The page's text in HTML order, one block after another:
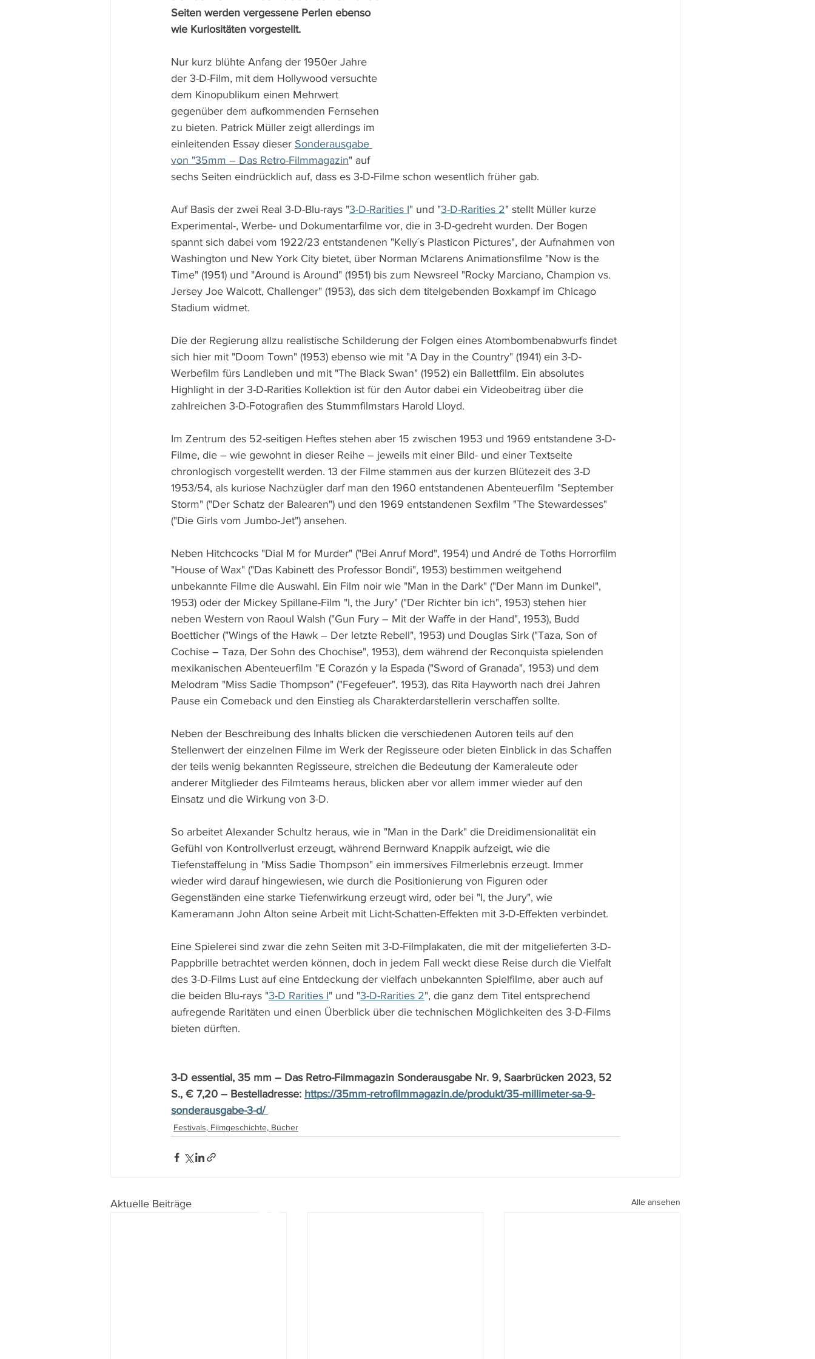
Seiten werden vergessene Perlen ebenso
wie Kuriositäten vorgestellt.
Nur kurz blühte Anfang der 1950er Jahre
der 3-D-Film, mit dem Hollywood versuchte
dem Kinopublikum einen Mehrwert
gegenüber dem aufkommenden Fernsehen
zu bieten. Patrick Müller zeigt allerdings im
einleitenden Essay dieser Sonderausgabe
von "35mm – Das Retro-Filmmagazin" auf
sechs Seiten eindrücklich auf, dass es 3-D-Filme schon wesentlich früher gab.
Auf Basis der zwei Real 3-D-Blu-rays "3-D-Rarities I" und "3-D-Rarities 2" stellt Müller kurze
Experimental-, Werbe- und Dokumentarfilme vor, die in 3-D-gedreht wurden. Der Bogen
spannt sich dabei vom 1922/23 entstandenen "Kelly´s Plasticon Pictures", der Aufnahmen von
Washington und New York City bietet, über Norman Mclarens Animationsfilme "Now is the
Time" (1951) und "Around is Around" (1951) bis zum Newsreel "Rocky Marciano, Champion vs.
Jersey Joe Walcott, Challenger" (1953), das sich dem titelgebenden Boxkampf im Chicago
Stadium widmet.
Die der Regierung allzu realistische Schilderung der Folgen eines Atombombenabwurfs findet
sich hier mit "Doom Town" (1953) ebenso wie mit "A Day in the Country" (1941) ein 3-D-
Werbefilm fürs Landleben und mit "The Black Swan" (1952) ein Ballettfilm. Ein absolutes
Highlight in der 3-D-Rarities Kollektion ist für den Autor dabei ein Videobeitrag über die
zahlreichen 3-D-Fotografien des Stummfilmstars Harold Lloyd.
Im Zentrum des 52-seitigen Heftes stehen aber 15 zwischen 1953 und 1969 entstandene 3-D-
Filme, die – wie gewohnt in dieser Reihe – jeweils mit einer Bild- und einer Textseite
chronlogisch vorgestellt werden. 13 der Filme stammen aus der kurzen Blütezeit des 3-D
1953/54, als kuriose Nachzügler darf man den 1960 entstandenen Abenteuerfilm "September
Storm" ("Der Schatz der Balearen") und den 1969 entstandenen Sexfilm "The Stewardesses"
("Die Girls vom Jumbo-Jet") ansehen.
Neben Hitchcocks "Dial M for Murder" ("Bei Anruf Mord", 1954) und André de Toths Horrorfilm
"House of Wax" ("Das Kabinett des Professor Bondi", 1953) bestimmen weitgehend
unbekannte Filme die Auswahl. Ein Film noir wie "Man in the Dark" ("Der Mann im Dunkel",
1953) oder der Mickey Spillane-Film "I, the Jury" ("Der Richter bin ich", 1953) stehen hier
neben Western von Raoul Walsh ("Gun Fury – Mit der Waffe in der Hand", 1953), Budd
Boetticher ("Wings of the Hawk – Der letzte Rebell", 1953) und Douglas Sirk ("Taza, Son of
Cochise – Taza, Der Sohn des Chochise", 1953), dem während der Reconquista spielenden
mexikanischen Abenteuerfilm "E Corazón y la Espada ("Sword of Granada", 1953) und dem
Melodram "Miss Sadie Thompson" ("Fegefeuer", 1953), das Rita Hayworth nach drei Jahren
Pause ein Comeback und den Einstieg als Charakterdarstellerin verschaffen sollte.
Neben der Beschreibung des Inhalts blicken die verschiedenen Autoren teils auf den
Stellenwert der einzelnen Filme im Werk der Regisseure oder bieten Einblick in das Schaffen
der teils wenig bekannten Regisseure, streichen die Bedeutung der Kameraleute oder
anderer Mitglieder des Filmteams heraus, blicken aber vor allem immer wieder auf den
Einsatz und die Wirkung von 3-D.
So arbeitet Alexander Schultz heraus, wie in "Man in the Dark" die Dreidimensionalität ein
Gefühl von Kontrollverlust erzeugt, während Bernward Knappik aufzeigt, wie die
Tiefenstaffelung in "Miss Sadie Thompson" ein immersives Filmerlebnis erzeugt. Immer
wieder wird darauf hingewiesen, wie durch die Positionierung von Figuren oder
Gegenständen eine starke Tiefenwirkung erzeugt wird, oder bei "I, the Jury", wie
Kameramann John Alton seine Arbeit mit Licht-Schatten-Effekten mit 3-D-Effekten verbindet.
Eine Spielerei sind zwar die zehn Seiten mit 3-D-Filmplakaten, die mit der mitgelieferten 3-D-
Pappbrille betrachtet werden können, doch in jedem Fall weckt diese Reise durch die Vielfalt
des 3-D-Films Lust auf eine Entdeckung der vielfach unbekannten Spielfilme, aber auch auf
die beiden Blu-rays "3-D Rarities I" und "3-D-Rarities 2", die ganz dem Titel entsprechend
aufregende Raritäten und einen Überblick über die technischen Möglichkeiten des 3-D-Films
bieten dürften.
3-D essential, 35 mm – Das Retro-Filmmagazin Sonderausgabe Nr. 9, Saarbrücken 2023, 52
S., € 7,20 – Bestelladresse: https://35mm-retrofilmmagazin.de/produkt/35-millimeter-sa-9-
sonderausgabe-3-d/
Festivals, Filmgeschichte, Bücher
Aktuelle Beiträge Alle ansehen
Impressum IDatenschutz walter.gasperi@film-netz.com